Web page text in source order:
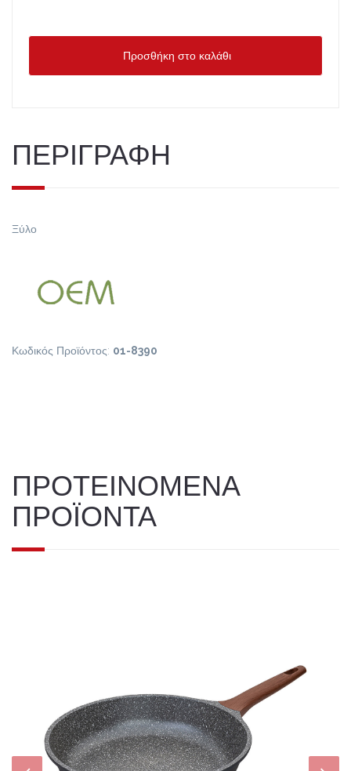
Προσθήκη στο καλάθι
ΠΕΡΙΓΡΑΦΗ
Ξύλο
Κωδικός Προϊόντος: 01-8390
ΠΡΟΤΕΙΝΟΜΕΝΑ
ΠΡΟΪΟΝΤΑ